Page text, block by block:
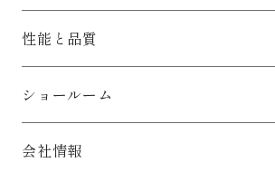
性能と品質
ショールーム
会社情報